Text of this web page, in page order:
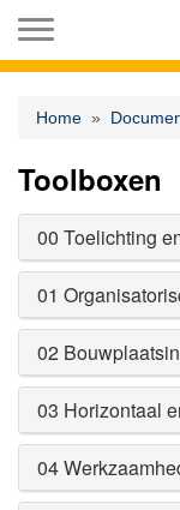
Home
Toolboxen
00 Toelichting
01
02
03 Horizontaal
04